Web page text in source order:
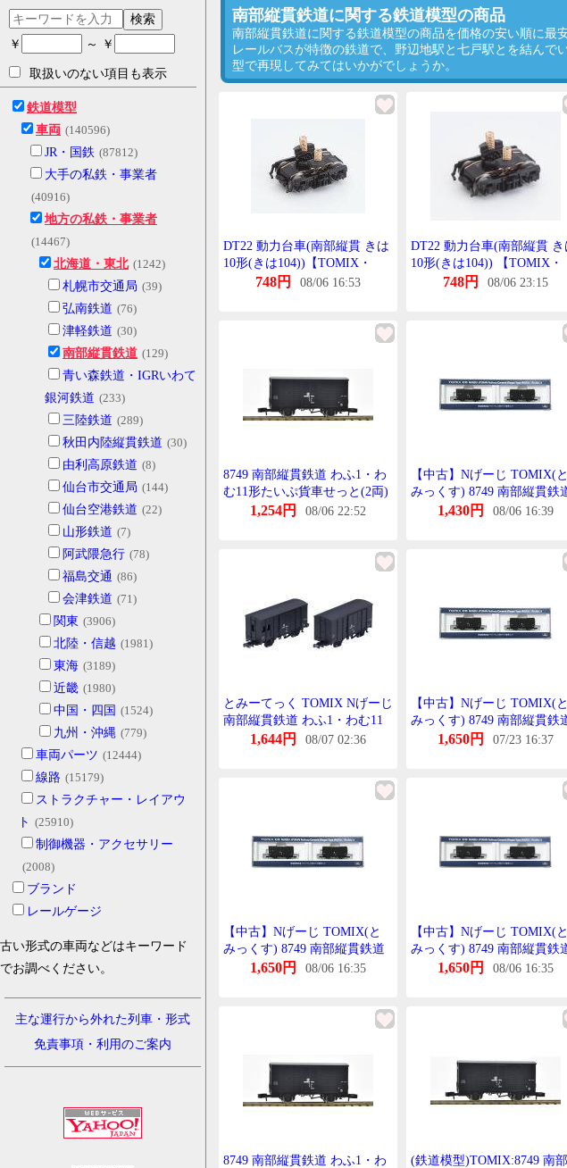
検索
￥ ～ ￥
取扱いのない項目も表示
鉄道模型
車両 (140596)
JR・国鉄 (87812)
大手の私鉄・事業者
(40916)
地方の私鉄・事業者
(14467)
北海道・東北 (1242)
札幌市交通局 (39)
弘南鉄道 (76)
津軽鉄道 (30)
南部縦貫鉄道 (129)
青い森鉄道・IGRいわて
銀河鉄道 (233)
三陸鉄道 (289)
秋田内陸縦貫鉄道 (30)
由利高原鉄道 (8)
仙台市交通局 (144)
仙台空港鉄道 (22)
山形鉄道 (7)
阿武隈急行 (78)
福島交通 (86)
会津鉄道 (71)
関東 (3906)
北陸・信越 (1981)
東海 (3189)
近畿 (1980)
中国・四国 (1524)
九州・沖縄 (779)
車両パーツ (12444)
線路 (15179)
ストラクチャー・レイアウ
ト (25910)
制御機器・アクセサリー
(2008)
ブランド
レールゲージ
古い形式の車両などはキーワード
でお調べください。
主な運行から外れた列車・形式
免責事項・利用のご案内
南部縦貫鉄道に関する鉄道模型の商品
南部縦貫鉄道に関する鉄道模型の商品を価格の安い順に
レールバスが特徴の鉄道で、野辺地駅と七戸駅とを結んで
型で再現してみてはいかがでしょうか。
DT22 動力台車(南部縦貫 きは
10形(きは104))【TOMIX・
6812T】「鉄道模型 Nげーじ
748円 08/06 16:53
DT22 動力台車(南部縦貫 き
10形(きは104)) 【TOMIX・
6812T】748円 08/06 23:15
8749 南部縦貫鉄道 わふ1・わ
む11形たいぷ貨車せっと(2両)
1,254円 08/06 22:52
【中古】Nげーじ TOMIX(と
みっくす) 8749 南部縦貫鉄
わふ1・わむ11形たいぷ貨車
1,430円 08/06 16:39
とみーてっく TOMIX Nげーじ
南部縦貫鉄道 わふ1・わむ11
形たいぷ貨車せっと 8749
1,644円 08/07 02:36
【中古】Nげーじ TOMIX(と
みっくす) 8749 南部縦貫鉄
わふ1・わむ11形たいぷ貨車
1,650円 07/23 16:37
【中古】Nげーじ TOMIX(と
みっくす) 8749 南部縦貫鉄道
わふ1・わむ11形たいぷ貨車 2
1,650円 08/06 16:35
【中古】Nげーじ TOMIX(と
みっくす) 8749 南部縦貫鉄
わふ1・わむ11形たいぷ貨車
1,650円 08/06 16:35
8749 南部縦貫鉄道 わふ1・わ
(鉄道模型)TOMIX:8749 南